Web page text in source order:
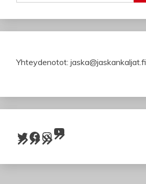
Yhteydenotot: jaska@jaskankaljat.fi
Twitter Facebook InstagramYouTube